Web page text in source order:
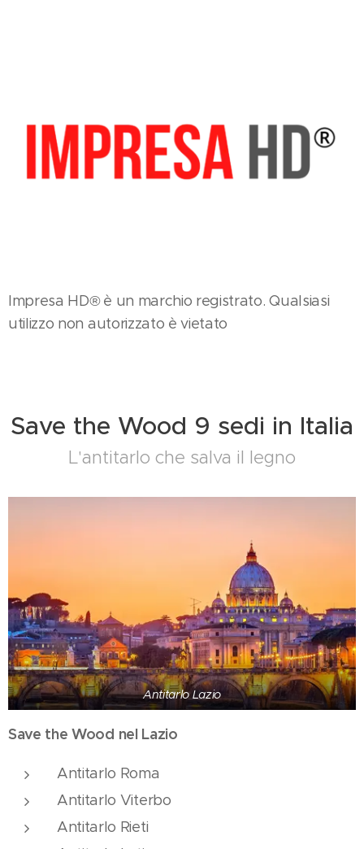
Impresa HD®è un marchio registrato. Qualsiasi
utilizzo non autorizzato è vietato
Save the Wood 9 sedi in Italia
L'antitarlo che salva il legno
Antitarlo Lazio
Save the Wood nel Lazio
Antitarlo Roma
Antitarlo Viterbo
Antitarlo Rieti